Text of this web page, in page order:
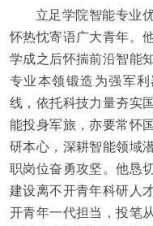
立足学院智能专业
怀热忱寄语广大青年。
学成之后怀揣前沿智能
专业本领锻造为强军
线，依托科技力量夯实
能投身军旅，亦要常怀
研本心，深耕智能领域
职岗位奋勇攻坚。他恳
建设离不开青年科研人
开青年一代担当，投笔